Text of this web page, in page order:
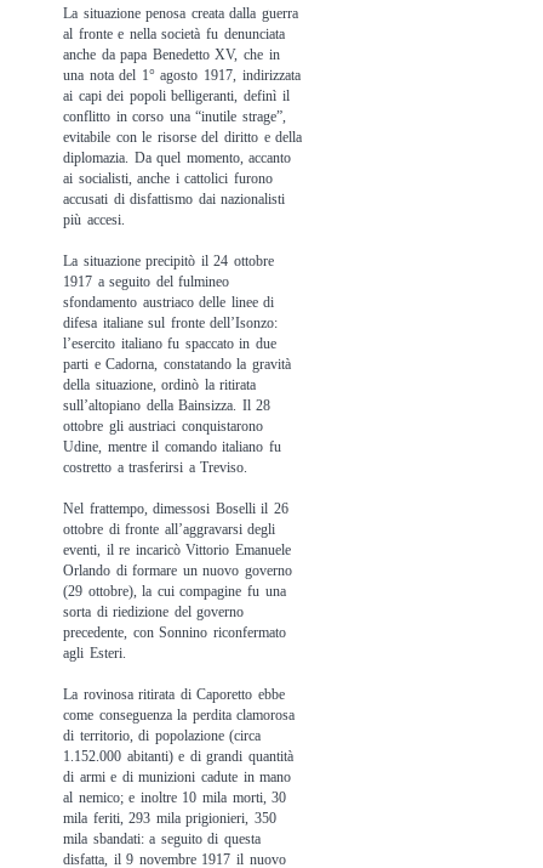
La situazione penosa creata dalla guerra
al fronte e nella società fu denunciata
anche da papa Benedetto XV, che in
una nota del 1° agosto 1917, indirizzata
ai capi dei popoli belligeranti, definì il
conflitto in corso una “inutile strage”,
evitabile con le risorse del diritto e della
diplomazia. Da quel momento, accanto
ai socialisti, anche i cattolici furono
accusati di disfattismo dai nazionalisti
più accesi.
La situazione precipitò il 24 ottobre
1917 a seguito del fulmineo
sfondamento austriaco delle linee di
difesa italiane sul fronte dell’Isonzo:
l’esercito italiano fu spaccato in due
parti e Cadorna, constatando la gravità
della situazione, ordinò la ritirata
sull’altopiano della Bainsizza. Il 28
ottobre gli austriaci conquistarono
Udine, mentre il comando italiano fu
costretto a trasferirsi a Treviso.
Nel frattempo, dimessosi Boselli il 26
ottobre di fronte all’aggravarsi degli
eventi, il re incaricò Vittorio Emanuele
Orlando di formare un nuovo governo
(29 ottobre), la cui compagine fu una
sorta di riedizione del governo
precedente, con Sonnino riconfermato
agli Esteri.
La rovinosa ritirata di Caporetto ebbe
come conseguenza la perdita clamorosa
di territorio, di popolazione (circa
1.152.000 abitanti) e di grandi quantità
di armi e di munizioni cadute in mano
al nemico; e inoltre 10 mila morti, 30
mila feriti, 293 mila prigionieri, 350
mila sbandati: a seguito di questa
disfatta, il 9 novembre 1917 il nuovo